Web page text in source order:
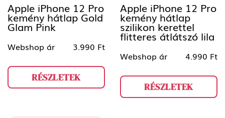
Apple iPhone 12 Pro
kemény hátlap Gold
Glam Pink
Webshop ár 3.990 Ft
RÉSZLETEK
Apple iPhone 12 Pro
kemény hátlap
szilikon kerettel
flitteres átlátszó lila
Webshop ár 4.990 Ft
RÉSZLETEK